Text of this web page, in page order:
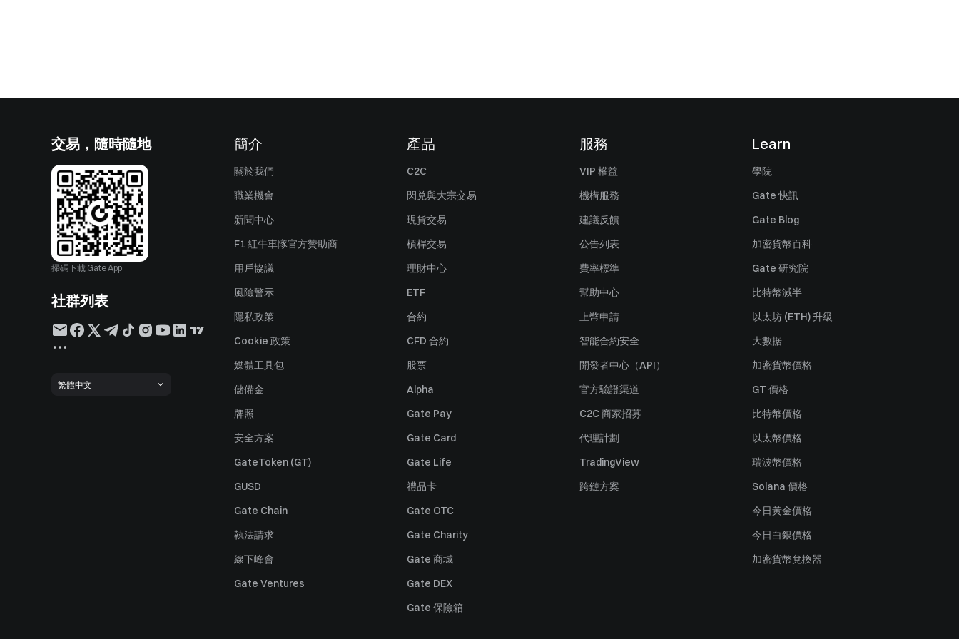
交易，隨時隨地
掃碼下載 Gate App
社群列表
繁體中文
簡介
關於我們
職業機會
新聞中心
F1 紅牛車隊官方贊助商
用戶協議
風險警示
隱私政策
Cookie 政策
媒體工具包
儲備金
牌照
安全方案
GateToken (GT)
GUSD
Gate Chain
執法請求
線下峰會
Gate Ventures
產品
C2C
閃兑與大宗交易
現貨交易
槓桿交易
理財中心
ETF
合約
CFD 合約
股票
Alpha
Gate Pay
Gate Card
Gate Life
禮品卡
Gate OTC
Gate Charity
Gate 商城
Gate DEX
Gate 保險箱
服務
VIP 權益
機構服務
建議反饋
公告列表
費率標準
幫助中心
上幣申請
智能合約安全
開發者中心（API）
官方驗證渠道
C2C 商家招募
代理計劃
TradingView
跨鏈方案
Learn
學院
Gate 快訊
Gate Blog
加密貨幣百科
Gate 研究院
比特幣減半
以太坊 (ETH) 升級
大數据
加密貨幣價格
GT 價格
比特幣價格
以太幣價格
瑞波幣價格
Solana 價格
今日黃金價格
今日白銀價格
加密貨幣兌換器